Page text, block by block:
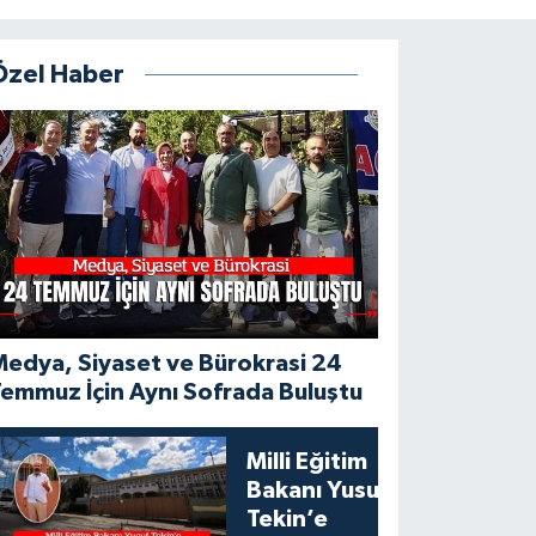
Haber
Siyaset ve Bürokrasi 24
İçin Aynı Sofrada Buluştu
Milli Eğitim
Bakanı Yusuf
Tekin’e